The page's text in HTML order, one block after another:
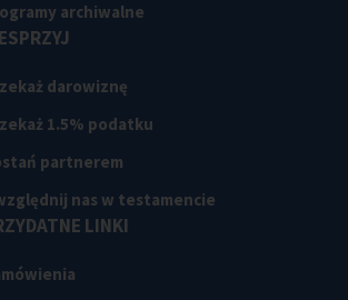
archiwalne
darowiznę
1.5% podatku
partnerem
nas w testamencie
LINKI